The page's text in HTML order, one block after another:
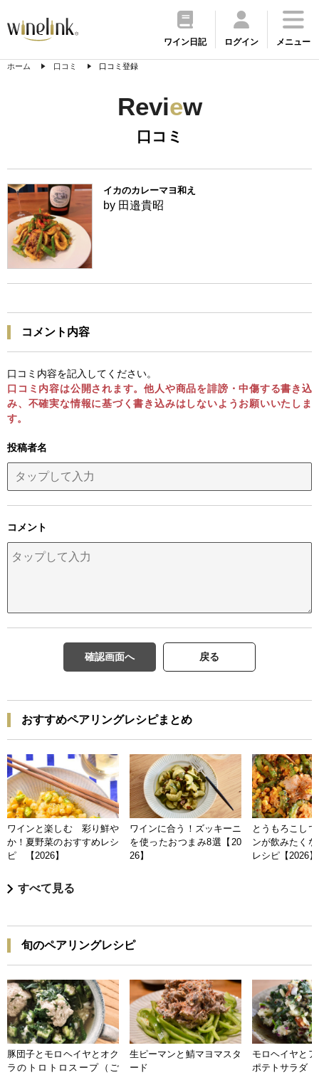
ワイン日記 ログイン メニュー
ホーム 口コミ 口コミ登録
Review
口コミ
イカのカレーマヨ和え
by 田邉貴昭
コメント内容
口コミ内容を記入してください。
口コミ内容は公開されます。他人や商品を誹謗・中傷する書き込
み、不確実な情報に基づく書き込みはしないようお願いいたしま
す。
投稿者名
コメント
確認画面へ 戻る
おすすめペアリングレシピまとめ
ワインと楽しむ 彩り鮮や
か！夏野菜のおすすめレシ
ピ 【2026】
ワインに合う！ズッキーニ
を使ったおつまみ8選【20
26】
とうもろこし
ンが飲みたく
レシピ【2026】
すべて見る
旬のペアリングレシピ
豚団子とモロヘイヤとオク
ラのトロトロスープ（ご
生ピーマンと鯖マヨマスタ
ード
モロヘイヤと
ポテトサラダ